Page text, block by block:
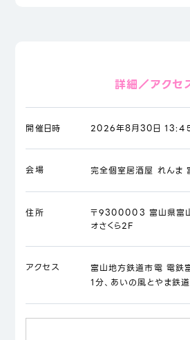
詳細／アクセ
開催日時 2026年8月30日
会場 完全個室居酒屋 れんま
住所
〒9300003 富山県富
オさくら2F
アクセス
富山地方鉄道市電 電鉄
1分、あいの風とやま鉄